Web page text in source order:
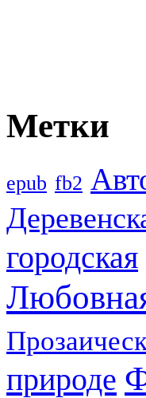
Метки
epub fb2
городская
природе